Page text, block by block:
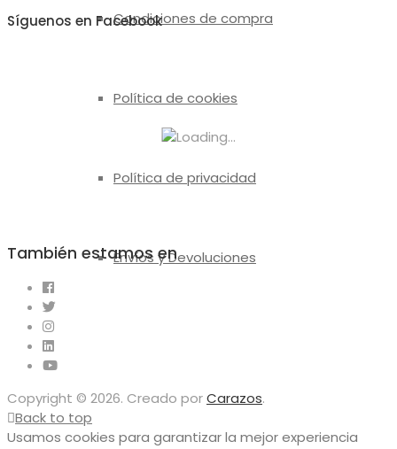
Condiciones de compra
Política de cookies
Política de privacidad
Envíos y Devoluciones
Síguenos en Facebook
También estamos en
Copyright © 2026. Creado porCarazos.
Back to top
Usamos cookies para garantizar la mejor experiencia